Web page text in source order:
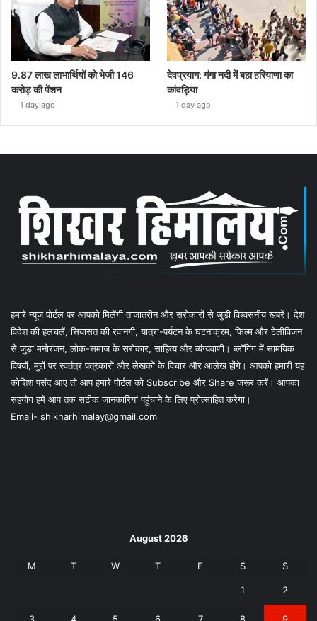
9.87 लाख लाभार्थियों को भेजी 146
करोड़ की पेंशन
1 day ago
देवप्रयाग: गंगा नदी में बहा हरियाणा का
कांवड़िया
1 day ago
हमारे न्यूज पोर्टल पर आपको मिलेंगी ताजातरीन और सरोकारों से जुड़ी विश्वसनीय खबरें। देश
विदेश की हलचलें, सियासत की रवानगी, यात्रा-पर्यटन के घटनाक्रम, फिल्म और टेलीविजन
से जुड़ा मनोरंजन, लोक-समाज के सरोकार, साहित्य और व्यंग्यवाणी। ब्लॉगिंग में सामयिक
विषयों, मुद्दों पर स्वतंत्र पत्रकारों और लेखकों के विचार और आलेख होंगे। आपको हमारी यह
कोशिश पसंद आए तो आप हमारे पोर्टल को Subscribe और Share जरूर करें। आपका
सहयोग हमें आप तक सटीक जानकारियां पहुंचाने के लिए प्रोत्साहित करेगा।
Email- shikharhimalay@gmail.com
August 2026
M T W T F S S
1 2
3 4 5 6 7 8 9